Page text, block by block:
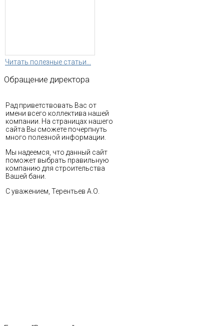
Читать полезные статьи...
Обращение директора
Рад приветствовать Вас от
имени всего коллектива нашей
компании. На страницах нашего
сайта Вы сможете почерпнуть
много полезной информации.
Мы надеемся, что данный сайт
поможет выбрать правильную
компанию для строительства
Вашей бани.
С уважением, Терентьев А.О.